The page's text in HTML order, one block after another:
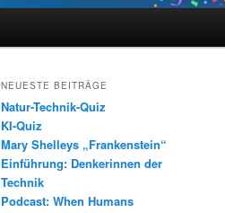
NEUESTE BEITRÄGE
Natur-Technik-Quiz
KI-Quiz
Mary Shelleys „Frankenstein“
Einführung: Denkerinnen der
Technik
Podcast: When Humans